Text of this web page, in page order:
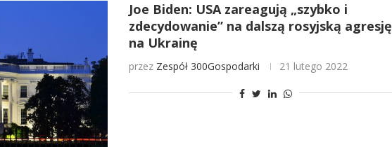
Joe Biden: USA zareagują „szybko i
zdecydowanie” na dalszą rosyjską agresję
na Ukrainę
przez Zespół 300Gospodarki 21 lutego 2022